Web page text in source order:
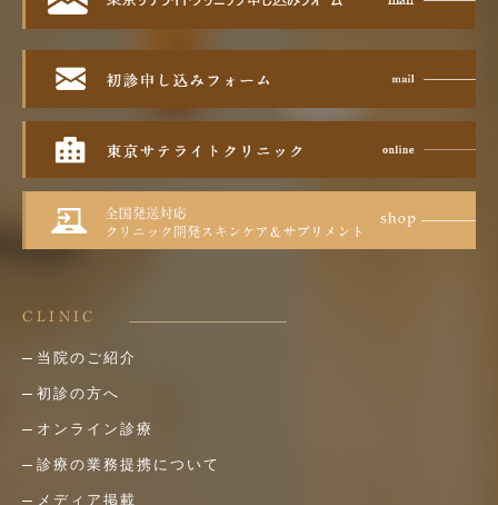
CLINIC
当院のご紹介
初診の方へ
オンライン診療
診療の業務提携について
メディア掲載